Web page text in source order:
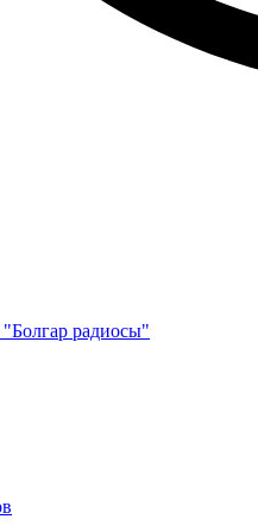
радиосы"